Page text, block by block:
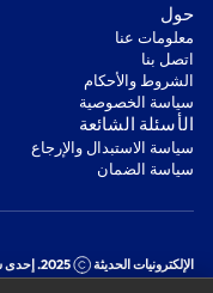
‫حول‬
معلومات عنا
اتصل بنا
‫الشروط والأحكام‬
‫سياسة الخصوصية‬
‫الأسئلة الشائعة‬
‫سياسة الاستبدال والإرجاع‬
‫سياسة الضمان‬
الإلكترونيات الحديثة 2025. إحدى شركات مجموعة الفيصلية